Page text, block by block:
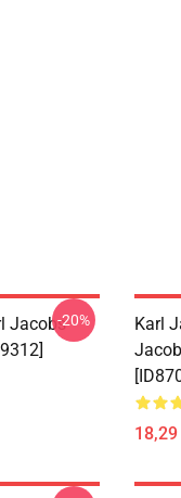
Jacobs-20%
Karl